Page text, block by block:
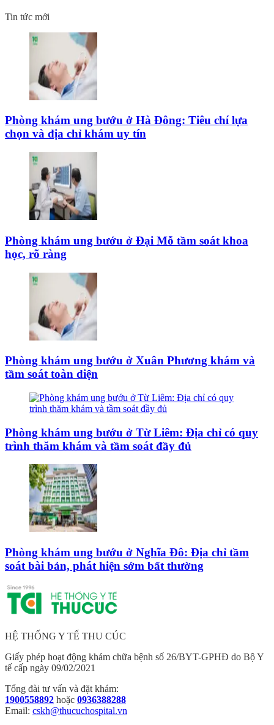
Tin tức mới
Phòng khám ung bướu ở Hà Đông: Tiêu chí lựa
chọn và địa chỉ khám uy tín
Phòng khám ung bướu ở Đại Mỗ tầm soát khoa
học, rõ ràng
Phòng khám ung bướu ở Xuân Phương khám và
tầm soát toàn diện
Phòng khám ung bướu ở Từ Liêm: Địa chỉ có quy
trình thăm khám và tầm soát đầy đủ
Phòng khám ung bướu ở Nghĩa Đô: Địa chỉ tầm
soát bài bản, phát hiện sớm bất thường
HỆ THỐNG Y TẾ THU CÚC
Giấy phép hoạt động khám chữa bệnh số 26/BYT-GPHĐ do Bộ Y
tế cấp ngày 09/02/2021
Tổng đài tư vấn và đặt khám:
1900558892 hoặc 0936388288
Email: cskh@thucuchospital.vn